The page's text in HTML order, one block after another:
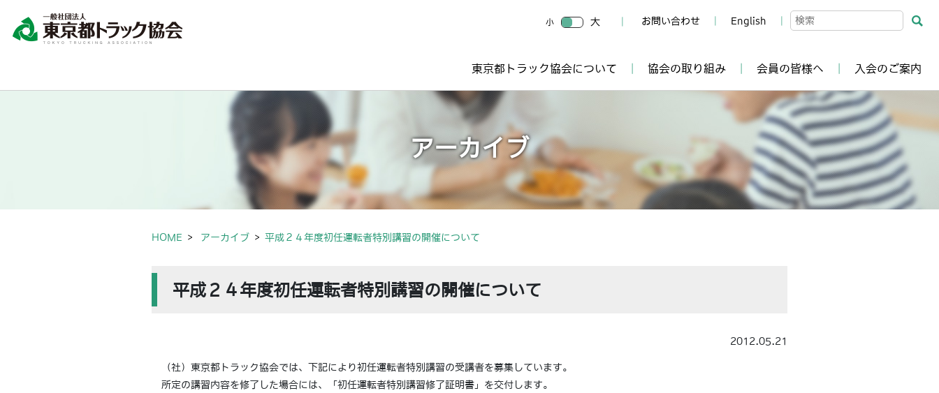
お問い合わせ English
小 大
東京都トラック協会について 協会の取り組み 会員の皆様へ 入会のご案内
アーカイブ
HOME アーカイブ 平成２４年度初任運転者特別講習の開催について
平成２４年度初任運転者特別講習の開催について
2012.05.21
（社）東京都トラック協会では、下記により初任運転者特別講習の受講者を募集しています。
所定の講習内容を修了した場合には、「初任運転者特別講習修了証明書」を交付します。